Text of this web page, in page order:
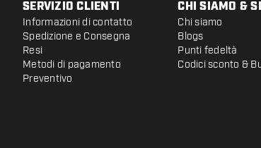
SERVIZIO CLIENTI
Informazioni di contatto
Spedizione e Consegna
Resi
Metodi di pagamento
Preventivo
CHI SIAMO &
Chi siamo
Blogs
Punti fedeltà
Codici sconto &